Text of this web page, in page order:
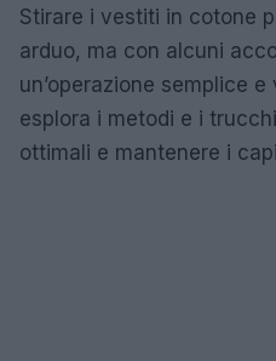
Stirare i vestiti in cotone
arduo, ma con alcuni
un’operazione semplice
esplora i metodi e i
ottimali e mantenere i